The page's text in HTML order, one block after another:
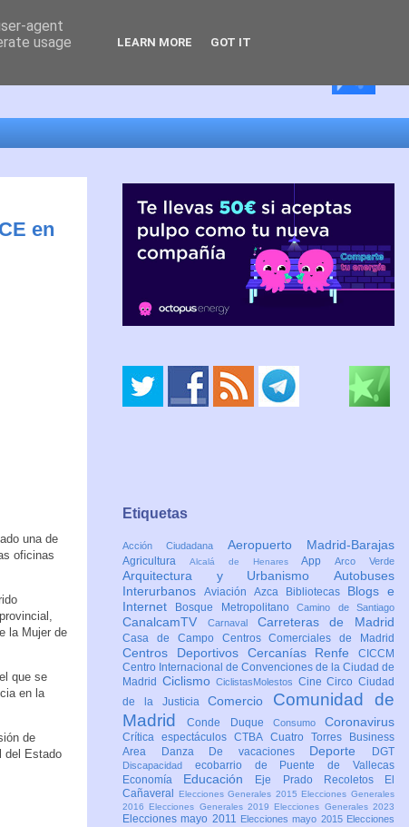
en
una de
oficinas
la Mujer de
que se
en la
de
del Estado
Etiquetas
Acción Ciudadana Aeropuerto Madrid-Barajas
Agricultura Alcalá de HenaresAppArco Verde
Arquitectura y Urbanismo Autobuses
Interurbanos Aviación Azca Bibliotecas Blogs e
Internet
Bosque MetropolitanoCamino de Santiago
CanalcamTV Carnaval Carreteras de Madrid
Casa de Campo Centros Comerciales de Madrid
Centros Deportivos Cercanías Renfe CICCM
Centro Internacional de Convenciones de la Ciudad de
Madrid CiclismoCiclistasMolestos CineCircoCiudad
de la JusticiaComercio Comunidad de
MadridConde Duque Consumo Coronavirus
Crítica espectáculosCTBA Cuatro Torres Business
Area
Danza De vacaciones Deporte DGT
Discapacidad ecobarrio de Puente de Vallecas
Economía Educación Eje Prado Recoletos
El
Cañaveral
Elecciones Generales 2015 Elecciones Generales
2016 Elecciones Generales 2019 Elecciones Generales 2023
Elecciones mayo 2011 Elecciones mayo 2015 Elecciones
agent
usage
LEARN MORE GOT IT